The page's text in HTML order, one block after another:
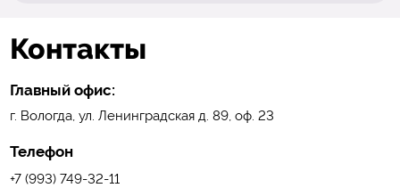
Контакты
Главный офис:
г. Вологда, ул. Ленинградская д. 89, оф. 23
Телефон
+7 (993) 749-32-11